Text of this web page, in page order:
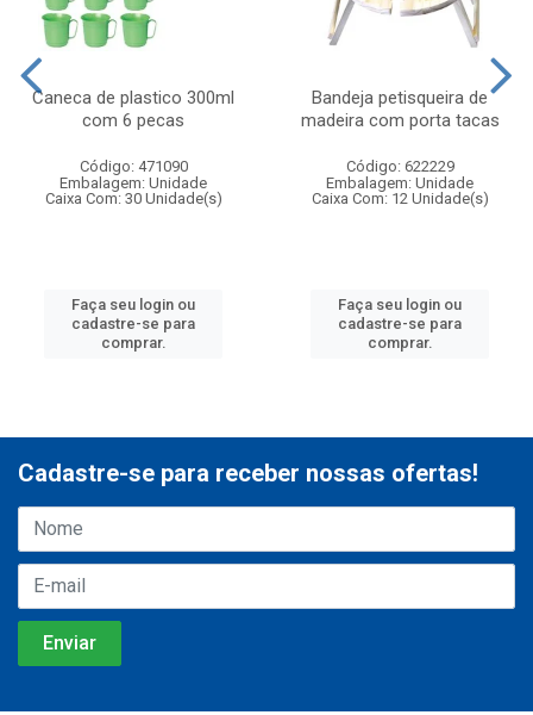
Caneca de plastico 300ml
com 6 pecas
Código: 471090
Embalagem: Unidade
Caixa Com: 30 Unidade(s)
Faça seu login ou
cadastre-se para
comprar.
Bandeja petisqueira de
madeira com porta tacas
Código: 622229
Embalagem: Unidade
Caixa Com: 12 Unidade(s)
Faça seu login ou
cadastre-se para
comprar.
Cadastre-se para receber nossas ofertas!